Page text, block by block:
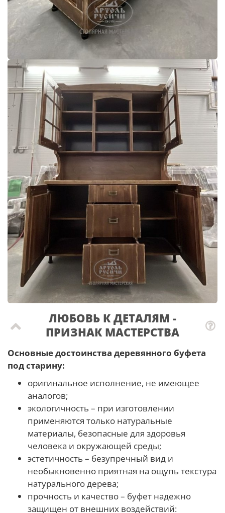
ЛЮБОВЬ К ДЕТАЛЯМ -
ПРИЗНАК МАСТЕРCТВА
Основные достоинства деревянного буфета
под старину:
оригинальное исполнение, не имеющее
аналогов;
экологичность – при изготовлении
применяются только натуральные
материалы, безопасные для здоровья
человека и окружающей среды;
эстетичность – безупречный вид и
необыкновенно приятная на ощупь текстура
натурального дерева;
прочность и качество – буфет надежно
защищен от внешних воздействий: